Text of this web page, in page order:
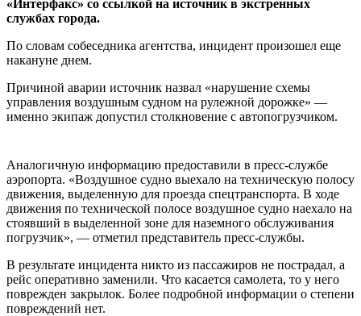
«Интерфакс» со ссылкой на источник в экстренных
службах города.
По словам собеседника агентства, инцидент произошел еще
накануне днем.
Причиной аварии источник назвал «нарушение схемы
управления воздушным судном на рулежной дорожке» —
именно экипаж допустил столкновение с автопогрузчиком.
Аналогичную информацию предоставили в пресс-службе
аэропорта. «Воздушное судно выехало на техническую полосу
движения, выделенную для проезда спецтранспорта. В ходе
движения по технической полосе воздушное судно наехало на
стоявший в выделенной зоне для наземного обслуживания
погрузчик», — отметил представитель пресс-службы.
В результате инцидента никто из пассажиров не пострадал, а
рейс оперативно заменили. Что касается самолета, то у него
поврежден закрылок. Более подробной информации о степени
повреждений нет.